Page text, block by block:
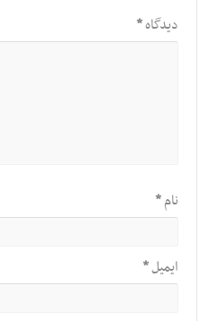
دیدگاه*
نام*
ایمیل*